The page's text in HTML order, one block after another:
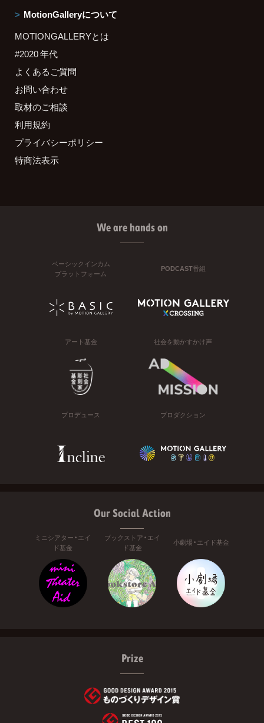
MotionGalleryについて
MOTIONGALLERYとは
#2020 年代
よくあるご質問
お問い合わせ
取材のご相談
利用規約
プライバシーポリシー
特商法表示
We are hands on
ベーシックインカム
プラットフォーム
PODCAST番組
アート基金 社会を動かすかけ声
プロデュース プロダクション
Our Social Action
ミニシアター・エイ
ド基金
ブックストア・エイ
ド基金
小劇場・エイド基金
Prize